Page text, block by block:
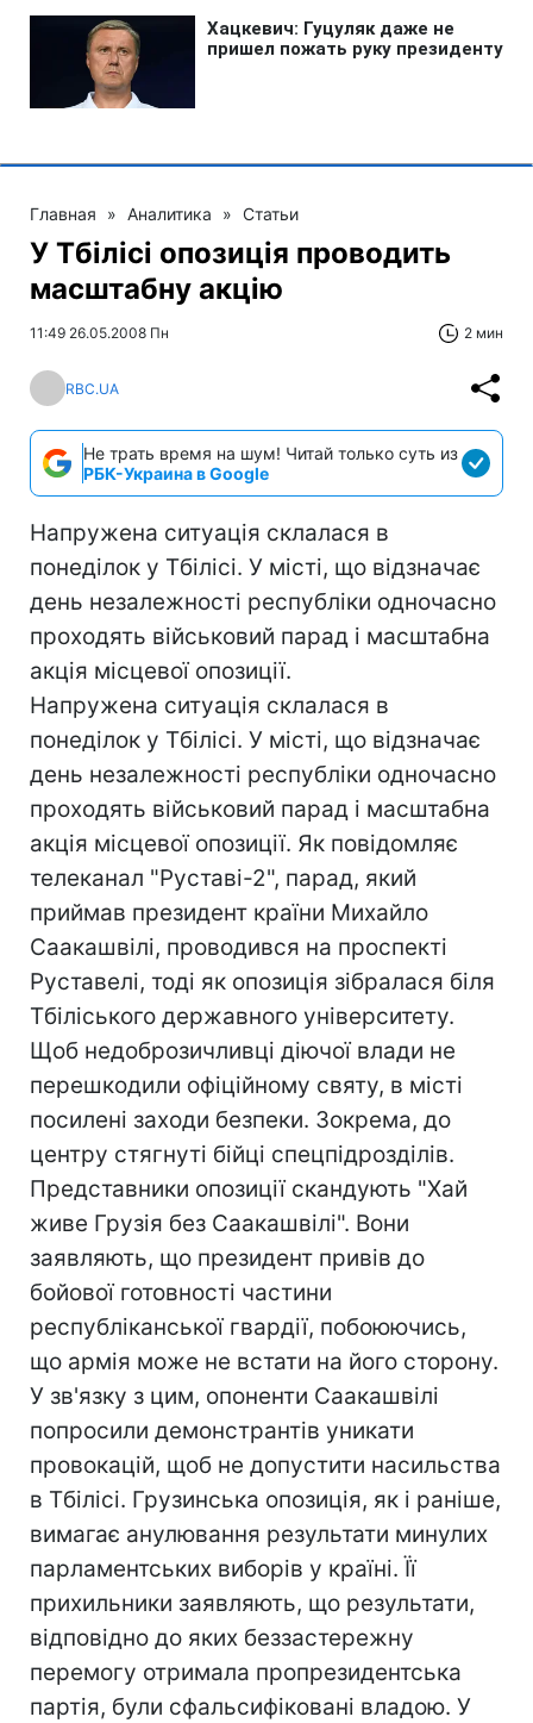
Главная » Аналитика » Статьи
У Тбілісі опозиція проводить
масштабну акцію
11:49 26.05.2008 Пн 2 мин
RBC.UA
Не трать время на шум! Читай только суть из
РБК-Украина в Google
Напружена ситуація склалася в
понеділок у Тбілісі. У місті, що відзначає
день незалежності республіки одночасно
проходять військовий парад і масштабна
акція місцевої опозиції.
Напружена ситуація склалася в
понеділок у Тбілісі. У місті, що відзначає
день незалежності республіки одночасно
проходять військовий парад і масштабна
акція місцевої опозиції. Як повідомляє
телеканал "Руставі-2", парад, який
приймав президент країни Михайло
Саакашвілі, проводився на проспекті
Руставелі, тоді як опозиція зібралася біля
Тбіліського державного університету.
Щоб недоброзичливці діючої влади не
перешкодили офіційному святу, в місті
посилені заходи безпеки. Зокрема, до
центру стягнуті бійці спецпідрозділів.
Представники опозиції скандують "Хай
живе Грузія без Саакашвілі". Вони
заявляють, що президент привів до
бойової готовності частини
республіканської гвардії, побоюючись,
що армія може не встати на його сторону.
У зв'язку з цим, опоненти Саакашвілі
попросили демонстрантів уникати
провокацій, щоб не допустити насильства
в Тбілісі. Грузинська опозиція, як і раніше,
вимагає анулювання результати минулих
парламентських виборів у країні. Її
прихильники заявляють, що результати,
відповідно до яких беззастережну
перемогу отримала пропрезидентська
партія, були сфальсифіковані владою. У